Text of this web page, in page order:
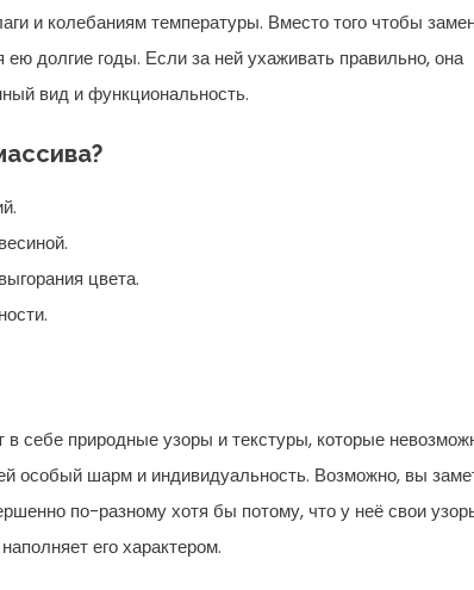
и колебаниям температуры. Вместо того чтобы
долгие годы. Если за ней ухаживать правильно, она
вид и функциональность.
цвета.
себе природные узоры и текстуры, которые
особый шарм и индивидуальность. Возможно, вы
по-разному хотя бы потому, что у неё свои
его характером.